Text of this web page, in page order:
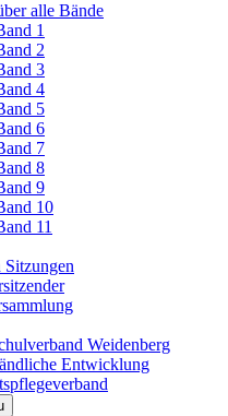
alle Bände
1
2
3
4
5
6
7
8
9
10
11
Sitzungen
Weidenberg
Entwicklung